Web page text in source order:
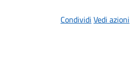
Condividi Vedi azioni